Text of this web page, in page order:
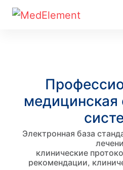
медицинская
Электронная база
клинические
рекомендации,